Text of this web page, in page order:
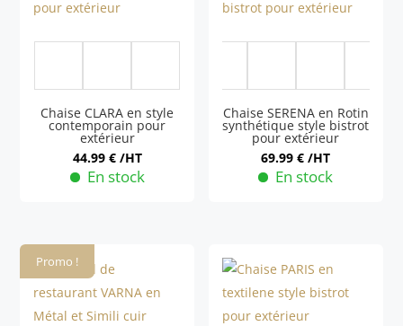
Chaise CLARA en style
contemporain pour
extérieur
44.99 € /HT
En stock
a
plusieurs
variations.
Les
Chaise SERENA en Rotin
synthétique style bistrot
pour extérieur
69.99€ /HT
En stock
plusieurs
variations.
Les
Promo !